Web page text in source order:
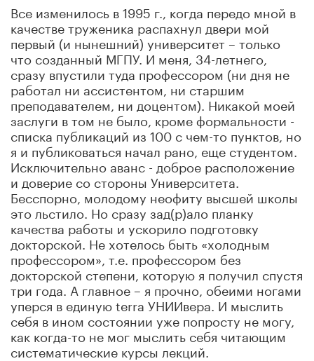
Все изменилось в 1995 г., когда передо мной в
качестве труженика распахнул двери мой
первый (и нынешний) университет – только
что созданный МГПУ. И меня, 34-летнего,
сразу впустили туда профессором (ни дня не
работал ни ассистентом, ни старшим
преподавателем, ни доцентом). Никакой моей
заслуги в том не было, кроме формальности -
списка публикаций из 100 с чем-то пунктов, но
я и публиковаться начал рано, еще студентом.
Исключительно аванс - доброе расположение
и доверие со стороны Университета.
Бесспорно, молодому неофиту высшей школы
это льстило. Но сразу зад(р)ало планку
качества работы и ускорило подготовку
докторской. Не хотелось быть «холодным
профессором», т.е. профессором без
докторской степени, которую я получил спустя
три года. А главное – я прочно, обеими ногами
уперся в единую terra УНИИвера. И мыслить
себя в ином состоянии уже попросту не могу,
как когда-то не мог мыслить себя читающим
систематические курсы лекций.